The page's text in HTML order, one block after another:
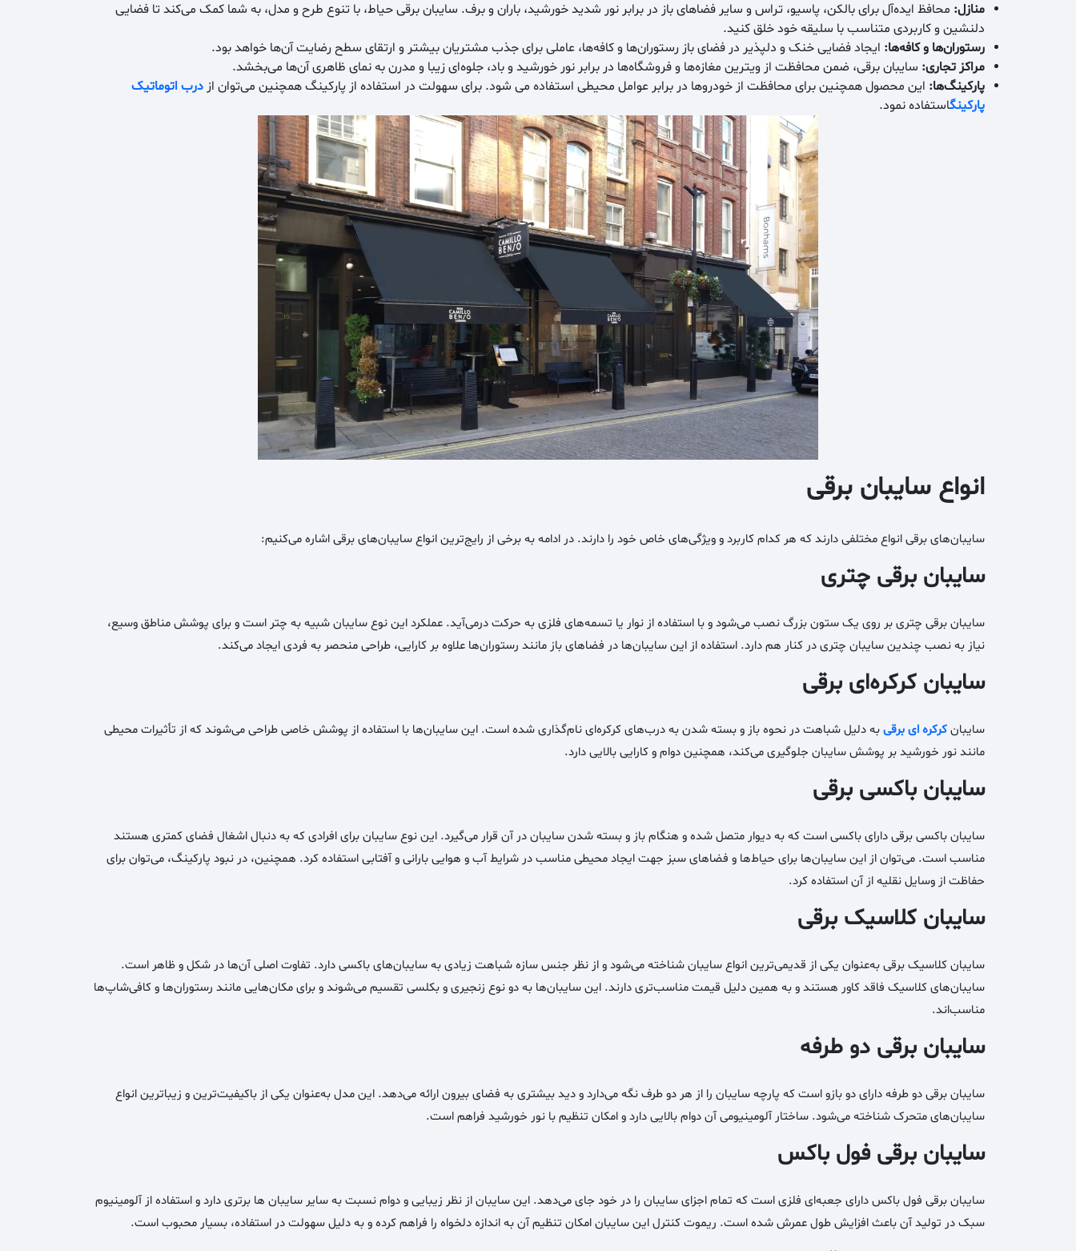
منازل: محافظ ایده‌آل برای بالکن، پاسیو، تراس و سایر فضاهای باز در برابر نور شدید خورشید، باران و برف. سایبان برقی حیاط، با تنوع طرح و مدل، به شما کمک می‌کند تا فضایی
دلنشین و کاربردی متناسب با سلیقه خود خلق کنید.
رستوران‌ها و کافه‌ها: ایجاد فضایی خنک و دلپذیر در فضای باز رستوران‌ها و کافه‌ها، عاملی برای جذب مشتریان بیشتر و ارتقای سطح رضایت آن‌ها خواهد بود.
مراکز تجاری: سایبان برقی، ضمن محافظت از ویترین مغازه‌ها و فروشگاه‌ها در برابر نور خورشید و باد، جلوه‌ای زیبا و مدرن به نمای ظاهری آن‌ها می‌بخشد.
پارکینگ‌ها: این محصول همچنین برای محافظت از خودروها در برابر عوامل محیطی استفاده می شود. برای سهولت در استفاده از پارکینگ همچنین می‌توان از درب اتوماتیک
پارکینگاستفاده نمود.
انواع سایبان برقی
سایبان‌های برقی انواع مختلفی دارند که هر کدام کاربرد و ویژگی‌های خاص خود را دارند. در ادامه به برخی از رایج‌ترین انواع سایبان‌های برقی اشاره می‌کنیم:
سایبان برقی چتری
سایبان برقی چتری بر روی یک ستون بزرگ نصب می‌شود و با استفاده از نوار یا تسمه‌های فلزی به حرکت درمی‌آید. عملکرد این نوع سایبان شبیه به چتر است و برای پوشش مناطق وسیع،
نیاز به نصب چندین سایبان چتری در کنار هم دارد. استفاده از این سایبان‌ها در فضاهای باز مانند رستوران‌ها علاوه بر کارایی، طراحی منحصر به فردی ایجاد می‌کند.
سایبان کرکره‌ای برقی
سایبانکرکره‌ ای برقیبه دلیل شباهت در نحوه باز و بسته شدن به درب‌های کرکره‌ای نام‌گذاری شده است. این سایبان‌ها با استفاده از پوشش خاصی طراحی می‌شوند که از تأثیرات محیطی
مانند نور خورشید بر پوشش سایبان جلوگیری می‌کند، همچنین دوام و کارایی بالایی دارد.
سایبان باکسی برقی
سایبان باکسی برقی دارای باکسی است که به دیوار متصل شده و هنگام باز و بسته شدن سایبان در آن قرار می‌گیرد. این نوع سایبان برای افرادی که به دنبال اشغال فضای کمتری هستند
مناسب است. می‌توان از این سایبان‌ها برای حیاط‌ها و فضاهای سبز جهت ایجاد محیطی مناسب در شرایط آب و هوایی بارانی و آفتابی استفاده کرد. همچنین، در نبود پارکینگ، می‌توان برای
حفاظت از وسایل نقلیه از آن استفاده کرد.
سایبان کلاسیک برقی
سایبان کلاسیک برقی به‌عنوان یکی از قدیمی‌ترین انواع سایبان شناخته می‌شود و از نظر جنس سازه شباهت زیادی به سایبان‌های باکسی دارد. تفاوت اصلی آن‌ها در شکل و ظاهر است.
سایبان‌های کلاسیک فاقد کاور هستند و به همین دلیل قیمت مناسب‌تری دارند. این سایبان‌ها به دو نوع زنجیری و بکلسی تقسیم می‌شوند و برای مکان‌هایی مانند رستوران‌ها و کافی‌شاپ‌ها
مناسب‌اند.
سایبان برقی دو طرفه
سایبان برقی دو طرفه دارای دو بازو است که پارچه سایبان را از هر دو طرف نگه می‌دارد و دید بیشتری به فضای بیرون ارائه می‌دهد. این مدل به‌عنوان یکی از باکیفیت‌ترین و زیباترین انواع
سایبان‌های متحرک شناخته می‌شود. ساختار آلومینیومی آن دوام بالایی دارد و امکان تنظیم با نور خورشید فراهم است.
سایبان برقی فول باکس
سایبان برقی فول باکس دارای جعبه‌ای فلزی است که تمام اجزای سایبان را در خود جای می‌دهد. این سایبان از نظر زیبایی و دوام نسبت به سایر سایبان ها برتری دارد و استفاده از آلومینیوم
سبک در تولید آن باعث افزایش طول عمرش شده است. ریموت کنترل این سایبان امکان تنظیم آن به اندازه دلخواه را فراهم کرده و به دلیل سهولت در استفاده، بسیار محبوب است.